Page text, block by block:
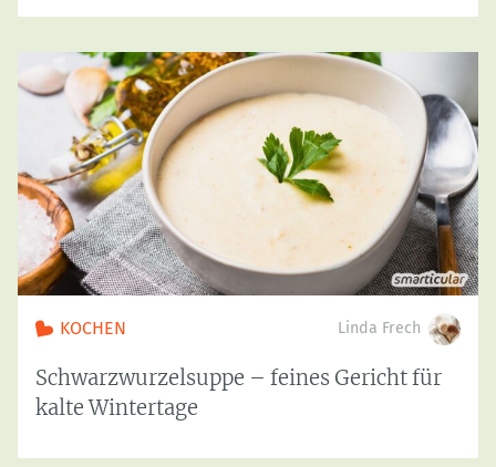
KOCHEN Linda Frech
Schwarzwurzelsuppe – feines Gericht für
kalte Wintertage